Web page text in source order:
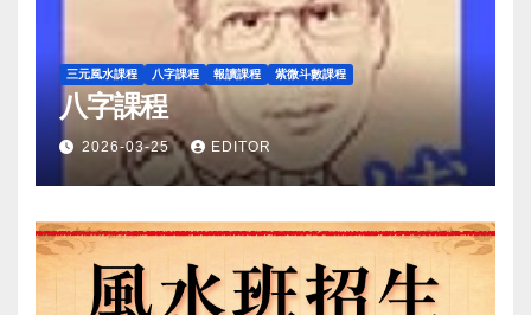
三元風水課程 八字課程 報讀課程 紫微斗數課程
八字課程
2026-03-25 EDITOR